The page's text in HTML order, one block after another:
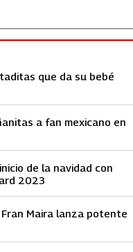
que da su bebé
a fan mexicano en
de la navidad con
2023
Fran Maira lanza potente